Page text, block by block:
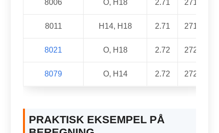
8006 O, H18 2.71 2710
8011 H14, H18 2.71 2710
8021 O, H18 2.72 2720
8079 O, H14 2.72 2720
PRAKTISK EKSEMPEL PÅ